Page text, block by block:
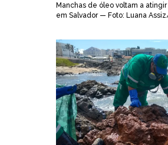
Manchas de óleo voltam a atingir
em Salvador — Foto: Luana